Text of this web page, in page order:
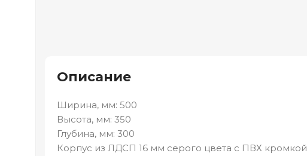
Описание
Ширина, мм: 500
Высота, мм: 350
Глубина, мм: 300
Корпус из ЛДСП 16 мм серого цвета с ПВХ кромкой